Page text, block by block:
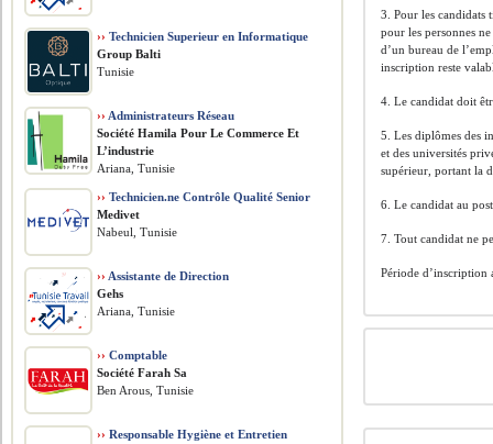
3. Pour les candidats
pour les personnes
d’un bureau de
inscription reste
4. Le candidat doit
5. Les diplômes des
et des universités
supérieur, portant la
6. Le candidat au
7. Tout candidat ne
Période d’inscription
›› Technicien Superieur en Informatique
Group Balti
Tunisie
›› Administrateurs Réseau
Société Hamila Pour Le Commerce Et
L’industrie
Ariana, Tunisie
›› Technicien.ne Contrôle Qualité Senior
Medivet
Nabeul, Tunisie
›› Assistante de Direction
Gehs
Ariana, Tunisie
›› Comptable
Société Farah Sa
Ben Arous, Tunisie
›› Responsable Hygiène et Entretien